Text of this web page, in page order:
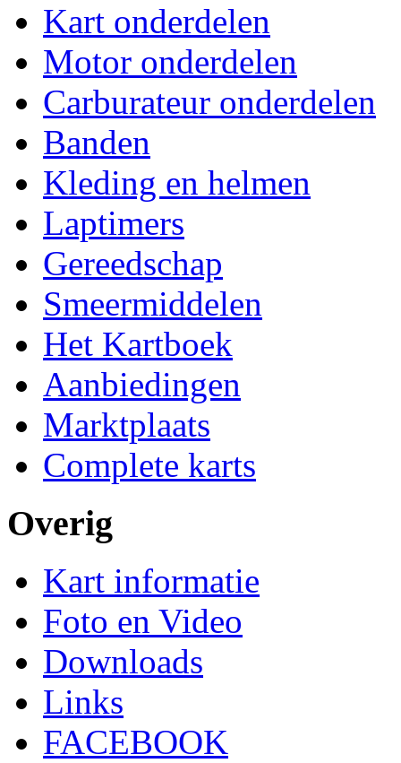
Kart onderdelen
Motor onderdelen
Carburateur onderdelen
Banden
Kleding en helmen
Laptimers
Gereedschap
Smeermiddelen
Het Kartboek
Aanbiedingen
Marktplaats
Complete karts
Overig
Kart informatie
Foto en Video
Downloads
Links
FACEBOOK